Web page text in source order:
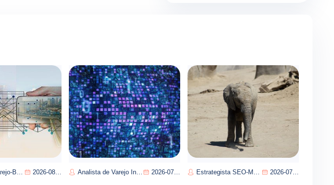
Silva 2026-08-08 Analista de Varejo Instantâneo-Pedro Almeida 2026-07-21 Estrategista SEO-Manuel Pereira 2026-07-12